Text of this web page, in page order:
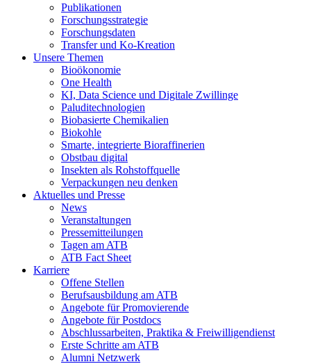
Publikationen
Forschungsstrategie
Forschungsdaten
Transfer und Ko-Kreation
Unsere Themen
Bioökonomie
One Health
KI, Data Science und Digitale Zwillinge
Paluditechnologien
Biobasierte Chemikalien
Biokohle
Smarte, integrierte Bioraffinerien
Obstbau digital
Insekten als Rohstoffquelle
Verpackungen neu denken
Aktuelles und Presse
News
Veranstaltungen
Pressemitteilungen
Tagen am ATB
ATB Fact Sheet
Karriere
Offene Stellen
Berufsausbildung am ATB
Angebote für Promovierende
Angebote für Postdocs
Abschlussarbeiten, Praktika & Freiwilligendienst
Erste Schritte am ATB
Alumni Netzwerk